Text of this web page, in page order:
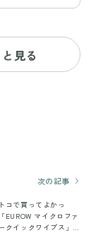
見る
次の記事
コで買ってよかっ
EUROW マイクロファ
クイックワイプス」